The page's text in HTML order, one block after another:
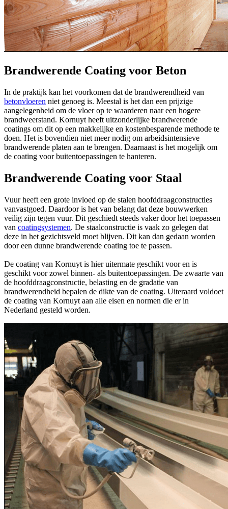
Brandwerende Coating voor Beton
In de praktijk kan het voorkomen dat de brandwerendheid van
betonvloeren niet genoeg is. Meestal is het dan een prijzige
aangelegenheid om de vloer op te waarderen naar een hogere
brandweerstand. Kornuyt heeft uitzonderlijke brandwerende
coatings om dit op een makkelijke en kostenbesparende methode te
doen. Het is bovendien niet meer nodig om arbeidsintensieve
brandwerende platen aan te brengen. Daarnaast is het mogelijk om
de coating voor buitentoepassingen te hanteren.
Brandwerende Coating voor Staal
Vuur heeft een grote invloed op de stalen hoofddraagconstructies
vanvastgoed. Daardoor is het van belang dat deze bouwwerken
veilig zijn tegen vuur. Dit geschiedt steeds vaker door het toepassen
van coatingsystemen. De staalconstructie is vaak zo gelegen dat
deze in het gezichtsveld moet blijven. Dit kan dan gedaan worden
door een dunne brandwerende coating toe te passen.
De coating van Kornuyt is hier uitermate geschikt voor en is
geschikt voor zowel binnen- als buitentoepassingen. De zwaarte van
de hoofddraagconstructie, belasting en de gradatie van
brandwerendheid bepalen de dikte van de coating. Uiteraard voldoet
de coating van Kornuyt aan alle eisen en normen die er in
Nederland gesteld worden.